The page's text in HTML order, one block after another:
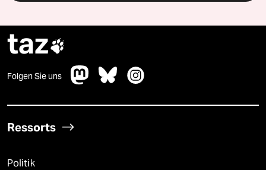
taz
Folgen Sie uns
Ressorts
Politik